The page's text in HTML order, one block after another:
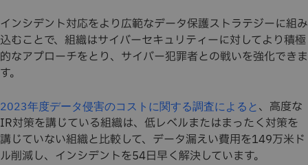
インシデント対応をより広範なデータ保護ストラテジーに組み
込むことで、組織はサイバーセキュリティーに対してより積極
的なアプローチをとり、サイバー犯罪者との戦いを強化できま
す。
2023年度データ侵害のコストに関する調査によると 、高度な
IR対策を講じている組織は、低レベルまたはまったく対策を
講じていない組織と比較して、データ漏えい費用を149万米ド
ル削減し、インシデントを54日早く解決しています。